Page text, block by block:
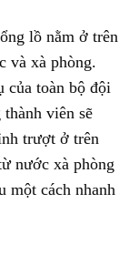
lồ nằm ở trên
và xà phòng.
toàn bộ đội
viên sẽ
trượt ở trên
nước xà phòng
một cách nhanh